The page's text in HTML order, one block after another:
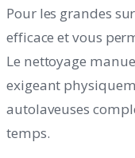
Pour les grandes
efficace et vous
Le nettoyage
exigeant
autolaveuses
temps.